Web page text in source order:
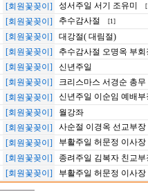
[회원꽃꽂이] 성서주일 서기 조유미
[회원꽃꽂이] 추수감사절 [1]
[회원꽃꽂이] 대강절( 대림절)
[회원꽃꽂이] 추수감사절 오명옥 부회
[회원꽃꽂이] 신년주일
[회원꽃꽂이] 크리스마스 서경순 총무
[회원꽃꽂이] 신년주일 이순임 예배부
[회원꽃꽂이] 월강좌
[회원꽃꽂이] 사순절 이경옥 선교부장
[회원꽃꽂이] 부활주일 허문정 이사장
[회원꽃꽂이] 종려주일 김복자 친교부
[회원꽃꽂이] 부활주일 허문정 이사장